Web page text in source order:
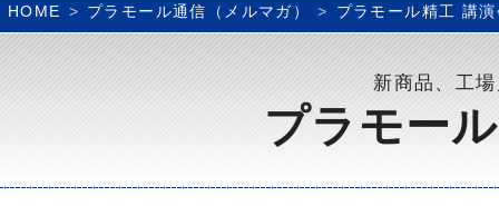
HOME プラモール通信（メルマガ） プラモール精工 講
新商品、工
プラモー